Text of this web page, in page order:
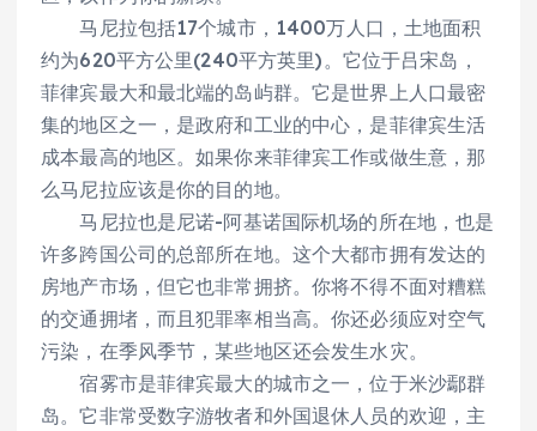
马尼拉包括17个城市，1400万人口，土地面积
约为620平方公里(240平方英里)。它位于吕宋岛，
菲律宾最大和最北端的岛屿群。它是世界上人口最密
集的地区之一，是政府和工业的中心，是菲律宾生活
成本最高的地区。如果你来菲律宾工作或做生意，那
么马尼拉应该是你的目的地。
马尼拉也是尼诺-阿基诺国际机场的所在地，也是
许多跨国公司的总部所在地。这个大都市拥有发达的
房地产市场，但它也非常拥挤。你将不得不面对糟糕
的交通拥堵，而且犯罪率相当高。你还必须应对空气
污染，在季风季节，某些地区还会发生水灾。
宿雾市是菲律宾最大的城市之一，位于米沙鄢群
岛。它非常受数字游牧者和外国退休人员的欢迎，主